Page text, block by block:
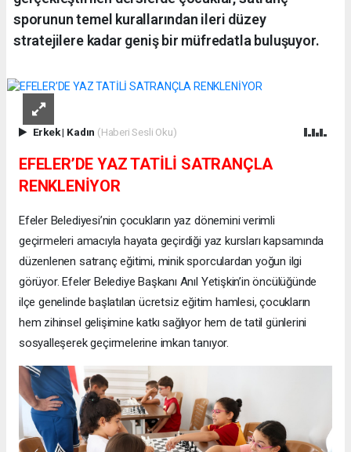
sporunun temel kurallarından ileri düzey
stratejilere kadar geniş bir müfredatla buluşuyor.
Erkek| Kadın (Haberi Sesli Oku)
EFELER’DE YAZ TATİLİ SATRANÇLA
RENKLENİYOR
Efeler Belediyesi’nin çocukların yaz dönemini verimli
geçirmeleri amacıyla hayata geçirdiği yaz kursları kapsamında
düzenlenen satranç eğitimi, minik sporculardan yoğun ilgi
görüyor. Efeler Belediye Başkanı Anıl Yetişkin’in öncülüğünde
ilçe genelinde başlatılan ücretsiz eğitim hamlesi, çocukların
hem zihinsel gelişimine katkı sağlıyor hem de tatil günlerini
sosyalleşerek geçirmelerine imkan tanıyor.